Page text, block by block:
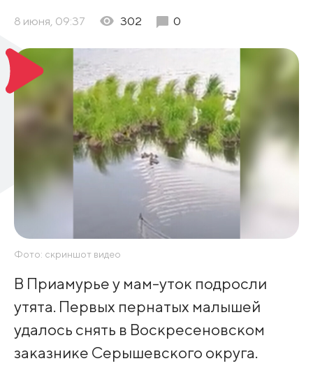
8 июня, 09:37 302 0
Фото: скриншот видео
В Приамурье у мам-уток подросли
утята. Первых пернатых малышей
удалось снять в Воскресеновском
заказнике Серышевского округа.